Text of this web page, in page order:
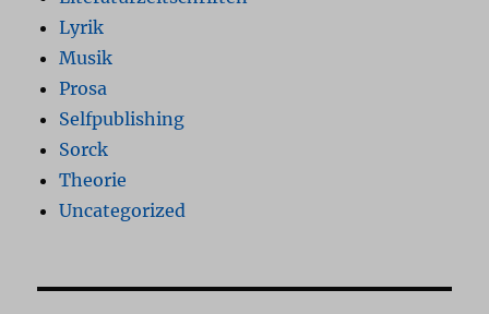
Lyrik
Musik
Prosa
Selfpublishing
Sorck
Theorie
Uncategorized